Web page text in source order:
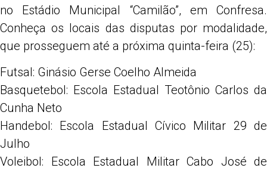
no Estádio Municipal “Camilão”, em Confresa.
Conheça os locais das disputas por modalidade,
que prosseguem até a próxima quinta-feira (25):
Futsal: Ginásio Gerse Coelho Almeida
Basquetebol: Escola Estadual Teotônio Carlos da
Cunha Neto
Handebol: Escola Estadual Cívico Militar 29 de
Julho
Voleibol: Escola Estadual Militar Cabo José de